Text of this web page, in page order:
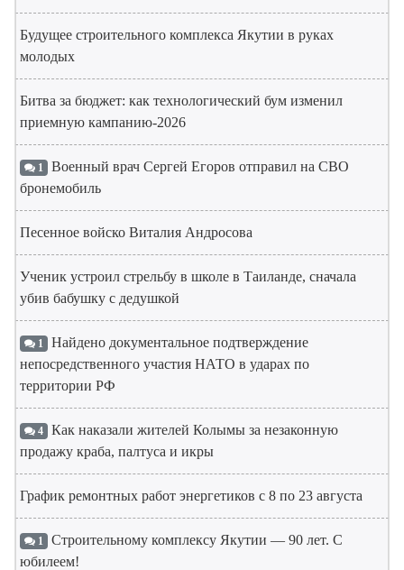
Будущее строительного комплекса Якутии в руках
молодых
Битва за бюджет: как технологический бум изменил
приемную кампанию-2026
1 Военный врач Сергей Егоров отправил на СВО
бронемобиль
Песенное войско Виталия Андросова
Ученик устроил стрельбу в школе в Таиланде, сначала
убив бабушку с дедушкой
1 Найдено документальное подтверждение
непосредственного участия НАТО в ударах по
территории РФ
4 Как наказали жителей Колымы за незаконную
продажу краба, палтуса и икры
График ремонтных работ энергетиков с 8 по 23 августа
1 Строительному комплексу Якутии — 90 лет. С
юбилеем!